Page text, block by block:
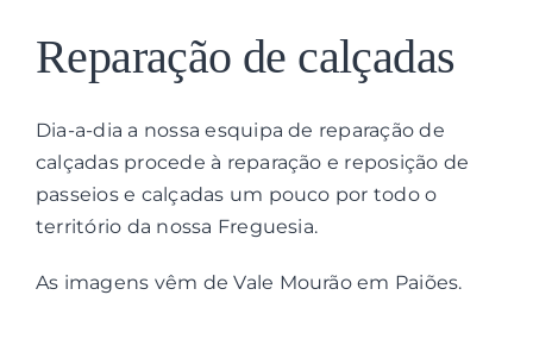
Balcão Digital
Notícias e Eventos
Espaço Cultural
Contactos
Larger
Image
Reparação de calçadas
Dia-a-dia a nossa esquipa de reparação de
calçadas procede à reparação e reposição de
passeios e calçadas um pouco por todo o
território da nossa Freguesia.
As imagens vêm de Vale Mourão em Paiões.